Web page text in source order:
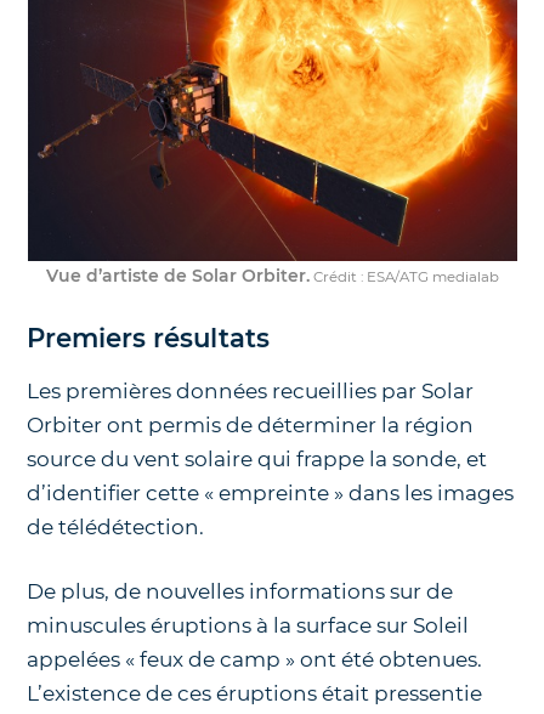
Vue d’artiste de Solar Orbiter.Crédit : ESA/ATG medialab
Premiers résultats
Les premières données recueillies par Solar
Orbiter ont permis de déterminer la région
source du vent solaire qui frappe la sonde, et
d’identifier cette « empreinte » dans les images
de télédétection.
De plus, de nouvelles informations sur de
minuscules éruptions à la surface sur Soleil
appelées « feux de camp » ont été obtenues.
L’existence de ces éruptions était pressentie